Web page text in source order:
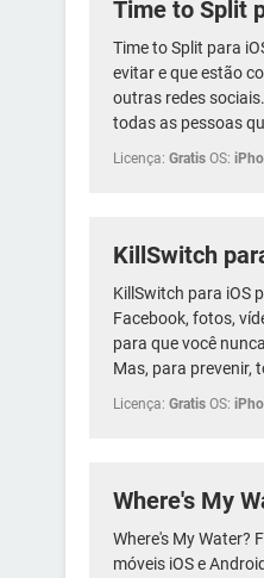
Time to Split
Time to Split para
evitar e que estão
outras redes
todas as pessoas
Licença: Gratis OS:
KillSwitch
KillSwitch para iOS
Facebook, fotos,
para que você
Mas, para prevenir,
Licença: Gratis OS:
Where's My
Where's My Water?
móveis iOS e